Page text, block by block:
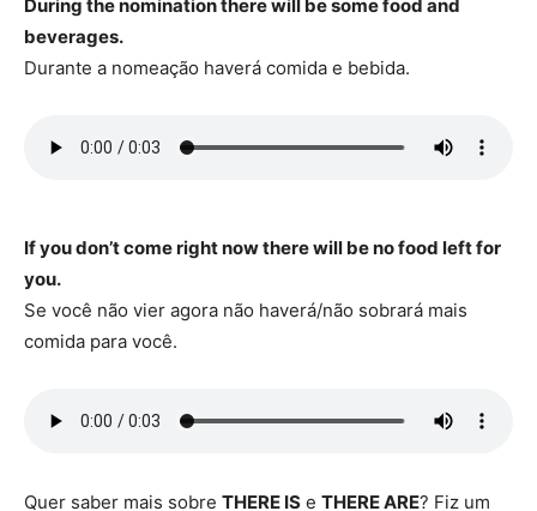
During the nomination there will be some food and
beverages.
Durante a nomeação haverá comida e bebida.
If you don’t come right now there will be no food left for
you.
Se você não vier agora não haverá/não sobrará mais
comida para você.
Quer saber mais sobre THERE IS e THERE ARE? Fiz um